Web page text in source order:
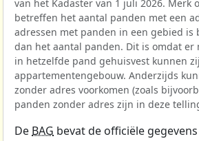
van het Kadaster van 1 juli 2026. Merk
betreffen het aantal panden met een
adressen met panden in een gebied
dan het aantal panden. Dit is omdat er
in hetzelfde pand gehuisvest kunnen
appartementengebouw. Anderzijds
zonder adres voorkomen (zoals
panden zonder adres zijn in deze
De BAG bevat de officiële